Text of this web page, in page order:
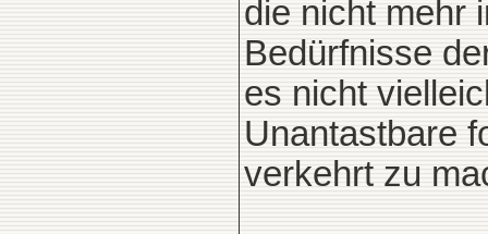
die nicht mehr
Bedürfnisse
es nicht
Unantastbare
verkehrt zu